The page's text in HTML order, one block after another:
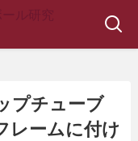
プチューブ
レームに付け